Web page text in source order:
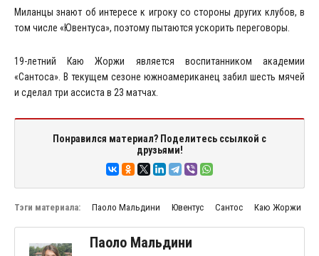
Миланцы знают об интересе к игроку со стороны других клубов, в
том числе «Ювентуса», поэтому пытаются ускорить переговоры.
19-летний Каю Жоржи является воспитанником академии
«Сантоса». В текущем сезоне южноамериканец забил шесть мячей
и сделал три ассиста в 23 матчах.
Понравился материал? Поделитесь ссылкой с
друзьями!
Тэги материала: Паоло Мальдини Ювентус Сантос Каю Жоржи
Паоло Мальдини